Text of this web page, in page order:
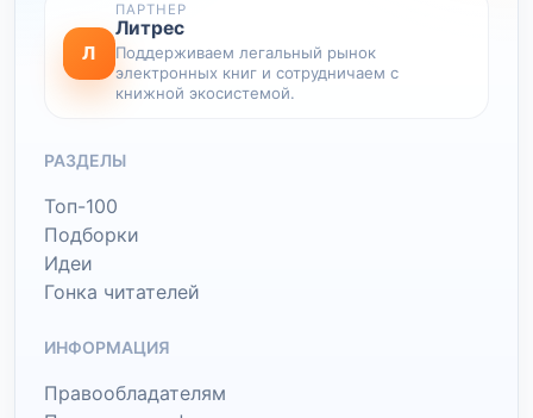
Л
ПАРТНЕР
Литрес
Поддерживаем легальный рынок
электронных книг и сотрудничаем с
книжной экосистемой.
РАЗДЕЛЫ
Топ-100
Подборки
Идеи
Гонка читателей
ИНФОРМАЦИЯ
Правообладателям